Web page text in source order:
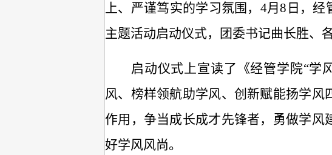
上、严谨笃实的学习氛围， 4月8日 ，经
主题活动启动仪式， 团委书记曲长胜、
启动仪式上宣读了《经管学院“学
风、榜样领航助学风、创新赋能扬学
作用，争当成长成才先锋者，勇做学
好学风风尚。